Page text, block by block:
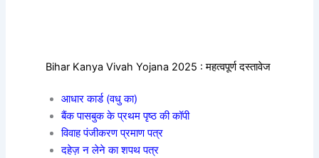
Bihar Kanya Vivah Yojana 2025 : महत्वपूर्ण दस्तावेज
आधार कार्ड (वधु का)
बैंक पासबुक के प्रथम पृष्ठ की कॉपी
विवाह पंजीकरण प्रमाण पत्र
दहेज़ न लेने का शपथ पत्र